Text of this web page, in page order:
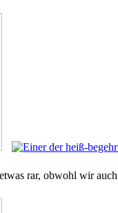
rar, obwohl wir